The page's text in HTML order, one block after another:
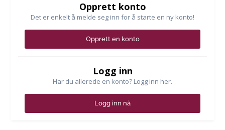
Opprett konto
Det er enkelt å melde seg inn for å starte en ny konto!
Opprett en konto
Logg inn
Har du allerede en konto? Logg inn her.
Logg inn nå